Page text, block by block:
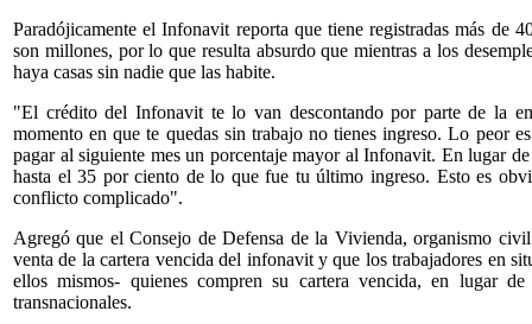
Paradójicamente el Infonavit reporta que tiene registradas más de
son millones, por lo que resulta absurdo que mientras a los
haya casas sin nadie que las habite.
"El crédito del Infonavit te lo van descontando por parte de la
momento en que te quedas sin trabajo no tienes ingreso. Lo peor
pagar al siguiente mes un porcentaje mayor al Infonavit. En lugar
hasta el 35 por ciento de lo que fue tu último ingreso. Esto es
conflicto complicado".
Agregó que el Consejo de Defensa de la Vivienda, organismo
venta de la cartera vencida del infonavit y que los trabajadores en
ellos mismos- quienes compren su cartera vencida, en lugar de
transnacionales.